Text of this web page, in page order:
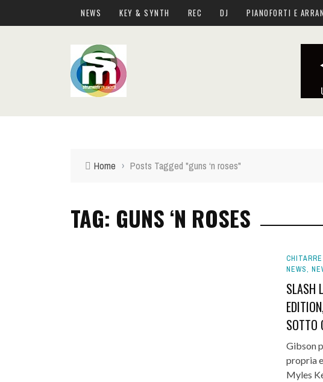
NEWS KEY & SYNTH REC DJ PIANOFORTI E
Home › Posts Tagged "guns ‘n roses"
TAG: GUNS ‘N ROSES
NEWS,
SLASH
SOTTO
Gibson
propria
Myles